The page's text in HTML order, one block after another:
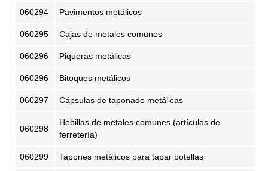
060294 Pavimentos metálicos
060295 Cajas de metales comunes
060296 Piqueras metálicas
060296 Bitoques metálicos
060297 Cápsulas de taponado metálicas
060298
Hebillas de metales comunes (artículos de
ferretería)
060299 Tapones metálicos para tapar botellas